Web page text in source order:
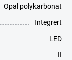
Opal polykarbonat
Integrert
LED
II